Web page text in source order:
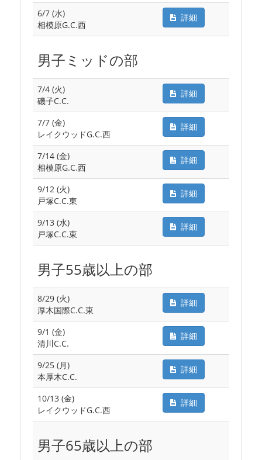
6/7 (水)
相模原G.C.西
詳細
男子ミッドの部
7/4 (火)
磯子C.C.
詳細
7/7 (金)
レイクウッドG.C.西
詳細
7/14 (金)
相模原G.C.西
詳細
9/12 (火)
戸塚C.C.東
詳細
9/13 (水)
戸塚C.C.東
詳細
男子55歳以上の部
8/29 (火)
厚木国際C.C.東
詳細
9/1 (金)
清川C.C.
詳細
9/25 (月)
本厚木C.C.
詳細
10/13 (金)
レイクウッドG.C.西
詳細
男子65歳以上の部